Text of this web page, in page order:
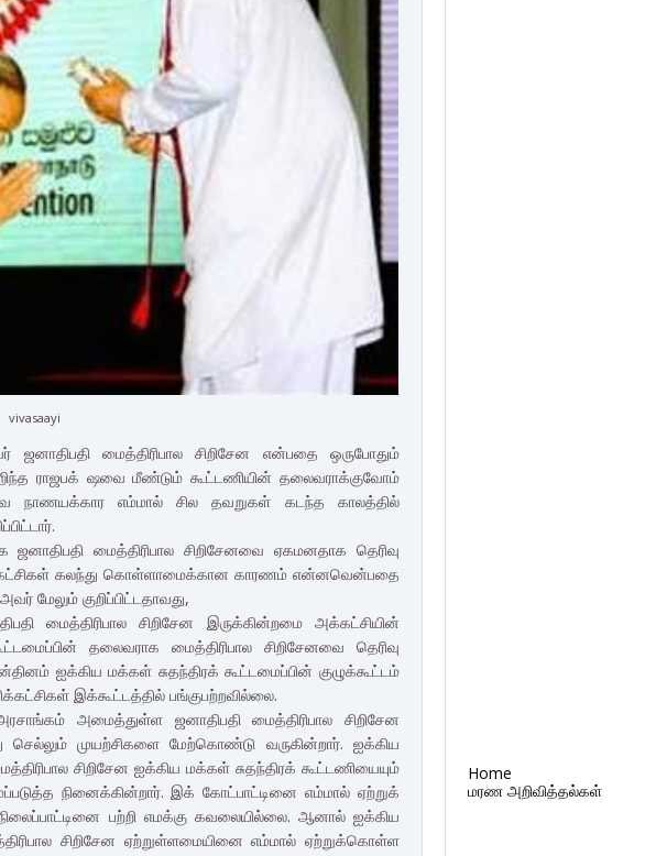
vivasaayi
மைத்திரிபால சிறிசேன என்பதை ஒருபோதும்
ராஜபக் ஷவை மீண்டும் கூட்டணியின் தலைவராக்குவோம்
நாணயக்கார எம்மால் சில தவறுகள் கடந்த காலத்தில்
மைத்திரிபால சிறிசேனவை ஏகமனதாக தெரிவு
கட்சிகள் கலந்து கொள்ளாமைக்கான காரணம் என்னவென்பதை
மேலும் குறிப்பிட்டதாவது,
மைத்திரிபால சிறிசேன இருக்கின்றமை அக்கட்சியின்
தலைவராக மைத்திரிபால சிறிசேனவை தெரிவு
ஐக்கிய மக்கள் சுதந்திரக் கூட்டமைப்பின் குழுக்கூட்டம்
இக்கூட்டத்தில் பங்குபற்றவில்லை.
அமைத்துள்ள ஜனாதிபதி மைத்திரிபால சிறிசேன
முயற்சிகளை மேற்கொண்டு வருகின்றார். ஐக்கிய
சிறிசேன ஐக்கிய மக்கள் சுதந்திரக் கூட்டணியையும்
நினைக்கின்றார். இக் கோட்பாட்டினை எம்மால் ஏற்றுக்
பற்றி எமக்கு கவலையில்லை. ஆனால் ஐக்கிய
சிறிசேன ஏற்றுள்ளமையினை எம்மால் ஏற்றுக்கொள்ள
Home
மரண அறிவித்தல்கள்